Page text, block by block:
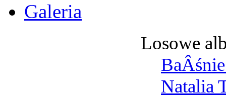
Galeria
Losowe
Natalia